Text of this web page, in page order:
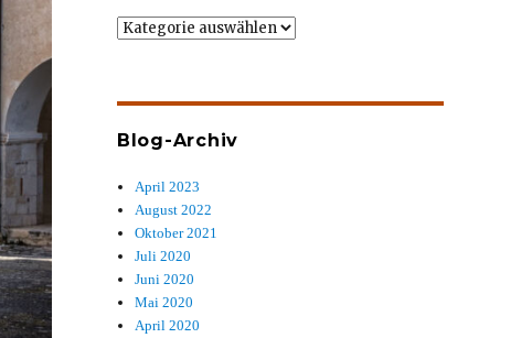
Wer
Blog-Archiv
April 2023
August 2022
Oktober 2021
Juli 2020
Juni 2020
Mai 2020
April 2020